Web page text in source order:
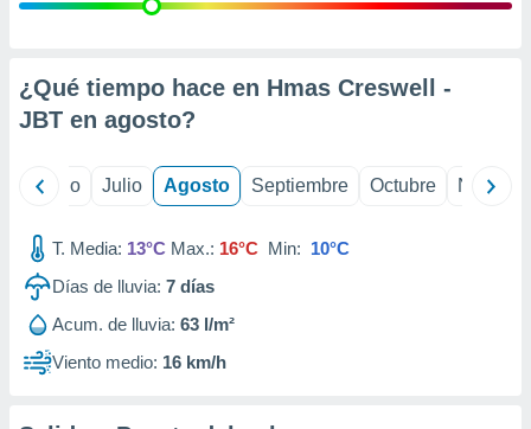
e
mediante
de
1199
¿Qué tiempo hace en Hmas Creswell -
JBT en agosto?
Junio Julio Agosto Septiembre Octubre
T. Media: 13°C Max.: 16°C Min: 10°C
Días de lluvia: 7 días
Acum. de lluvia: 63 l/m²
Viento medio: 16 km/h